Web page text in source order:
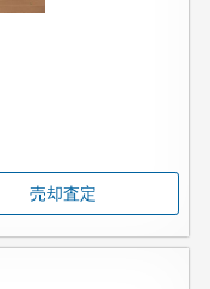
売却査定